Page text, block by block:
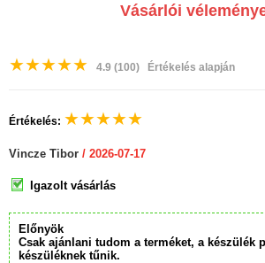
Vásárlói
★★★★★ 4.9 (100) Értékelés alapján
Értékelés: ★★★★★
Vincze Tibor / 2026-07-17
Igazolt vásárlás
Előnyök
Csak ajánlani tudom a terméket, a készülék
készüléknek tűnik.